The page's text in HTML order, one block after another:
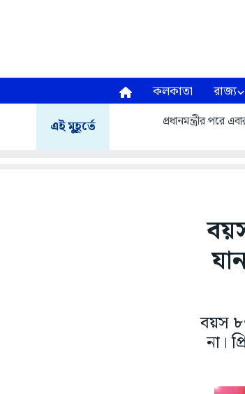
কলকাতা রাজ্য
এই মুহূর্তে প্রধানমন্ত্রীর পরে
বয়স
না।